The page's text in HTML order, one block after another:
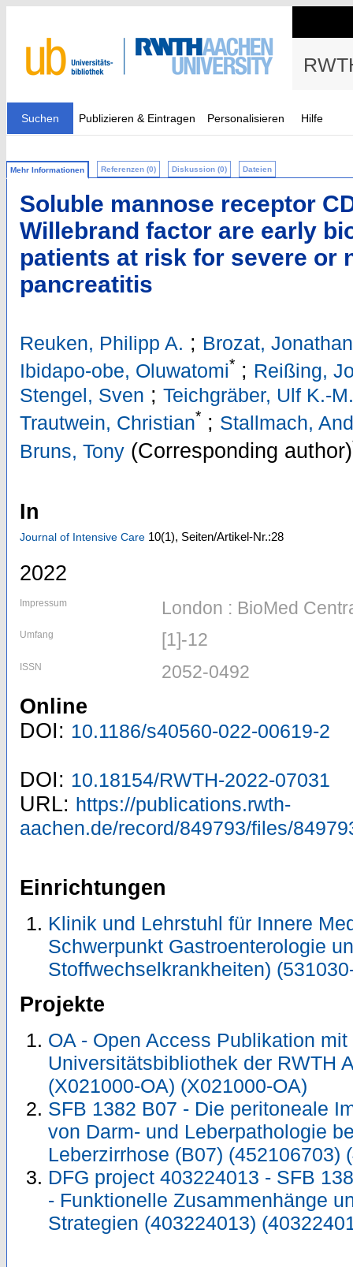
Suchen Publizieren & Eintragen Personalisieren Hilfe
Mehr Informationen Referenzen (0) Diskussion (0) Dateien
Soluble mannose receptor
Willebrand factor are early
patients at risk for severe or
pancreatitis
Reuken, Philipp A. ; Brozat,
Ibidapo-obe, Oluwatomi* ; Reißing,
Stengel, Sven ; Teichgräber, Ulf K.-M.
Trautwein, Christian* ; Stallmach,
Bruns, Tony (Corresponding author)
In
Journal of Intensive Care 10(1), Seiten/Artikel-Nr.:28
2022
Impressum London : BioMed
Umfang [1]-12
ISSN 2052-0492
Online
DOI: 10.1186/s40560-022-00619-2
DOI: 10.18154/RWTH-2022-07031
URL: https://publications.rwth-
aachen.de/record/849793/files/
Einrichtungen
Klinik und Lehrstuhl für Innere
Schwerpunkt Gastroenterologie
Stoffwechselkrankheiten)
Projekte
OA - Open Access Publikation
Universitätsbibliothek der RWTH
(X021000-OA) (X021000-OA)
SFB 1382 B07 - Die peritoneale
von Darm- und Leberpathologie
Leberzirrhose (B07) (452106703)
DFG project 403224013 - SFB
- Funktionelle Zusammenhänge
Strategien (403224013)